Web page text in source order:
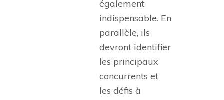
également
indispensable. En
parallèle, ils
devront identifier
les principaux
concurrents et
les défis à